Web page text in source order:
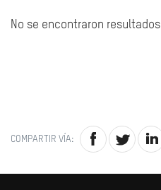
No se encontraron resultados
COMPARTIR VÍA: